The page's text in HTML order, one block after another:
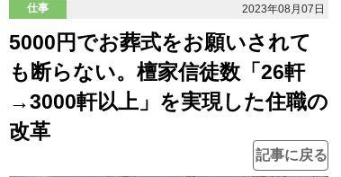
仕事 2023年08月07日
5000円でお葬式をお願いされて
も断らない。檀家信徒数「26軒
→3000軒以上」を実現した住職の
改革
記事に戻る